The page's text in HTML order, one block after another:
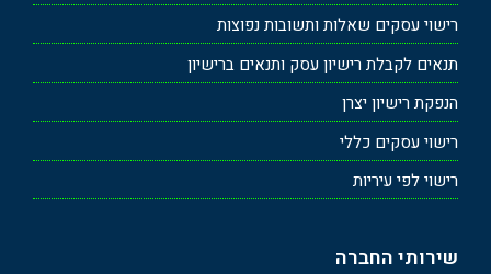
רישוי עסקים שאלות ותשובות נפוצות
תנאים לקבלת רישיון עסק ותנאים ברישיון
הנפקת רישיון יצרן
רישוי עסקים כללי
רישוי לפי עיריות
שירותי החברה